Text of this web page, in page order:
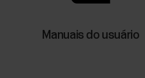
Manuais do usuário